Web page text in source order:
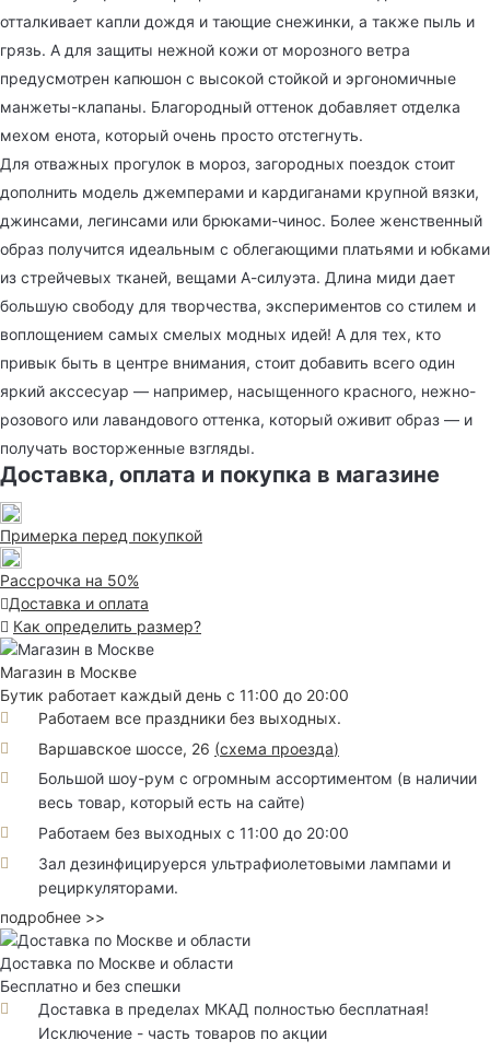
отталкивает капли дождя и тающие снежинки, а также пыль и
грязь. А для защиты нежной кожи от морозного ветра
предусмотрен капюшон с высокой стойкой и эргономичные
манжеты-клапаны. Благородный оттенок добавляет отделка
мехом енота, который очень просто отстегнуть.
Для отважных прогулок в мороз, загородных поездок стоит
дополнить модель джемперами и кардиганами крупной вязки,
джинсами, легинсами или брюками-чинос. Более женственный
образ получится идеальным с облегающими платьями и юбками
из стрейчевых тканей, вещами А-силуэта. Длина миди дает
большую свободу для творчества, экспериментов со стилем и
воплощением самых смелых модных идей! А для тех, кто
привык быть в центре внимания, стоит добавить всего один
яркий акссесуар — например, насыщенного красного, нежно-
розового или лавандового оттенка, который оживит образ — и
получать восторженные взгляды.
Доставка, оплата и покупка в магазине
Примерка перед покупкой
Рассрочка на 50%
Доставка и оплата
Как определить размер?
Магазин в Москве
Бутик работает каждый день с 11:00 до 20:00
Работаем все праздники без выходных.
Варшавское шоссе, 26 (схема проезда)
Большой шоу-рум с огромным ассортиментом (в наличии
весь товар, который есть на сайте)
Работаем без выходных с 11:00 до 20:00
Зал дезинфицируерся ультрафиолетовыми лампами и
рециркуляторами.
подробнее >>
Доставка по Москве и области
Бесплатно и без спешки
Доставка в пределах МКАД полностью бесплатная!
Исключение - часть товаров по акции